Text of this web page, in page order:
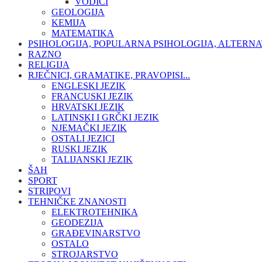
GEOLOGIJA
KEMIJA
MATEMATIKA
PSIHOLOGIJA, POPULARNA PSIHOLOGIJA,
RAZNO
RELIGIJA
RJEČNICI, GRAMATIKE, PRAVOPISI...
ENGLESKI JEZIK
FRANCUSKI JEZIK
HRVATSKI JEZIK
LATINSKI I GRČKI JEZIK
NJEMAČKI JEZIK
OSTALI JEZICI
RUSKI JEZIK
TALIJANSKI JEZIK
ŠAH
SPORT
STRIPOVI
TEHNIČKE ZNANOSTI
ELEKTROTEHNIKA
GEODEZIJA
GRAĐEVINARSTVO
OSTALO
STROJARSTVO